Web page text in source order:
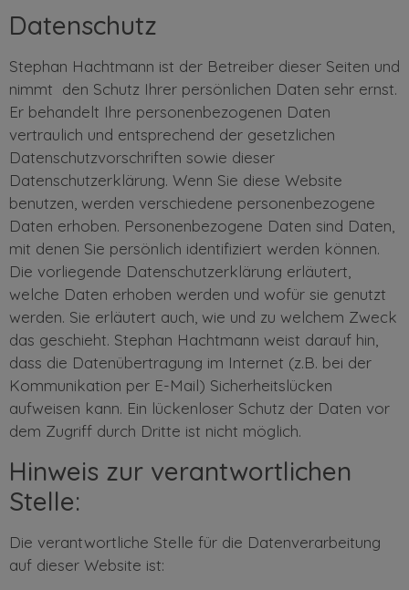
Datenschutz
Stephan Hachtmann ist der Betreiber dieser Seiten und
nimmt den Schutz Ihrer persönlichen Daten sehr ernst.
Er behandelt Ihre personenbezogenen Daten
vertraulich und entsprechend der gesetzlichen
Datenschutzvorschriften sowie dieser
Datenschutzerklärung. Wenn Sie diese Website
benutzen, werden verschiedene personenbezogene
Daten erhoben. Personenbezogene Daten sind Daten,
mit denen Sie persönlich identifiziert werden können.
Die vorliegende Datenschutzerklärung erläutert,
welche Daten erhoben werden und wofür sie genutzt
werden. Sie erläutert auch, wie und zu welchem Zweck
das geschieht. Stephan Hachtmann weist darauf hin,
dass die Datenübertragung im Internet (z.B. bei der
Kommunikation per E-Mail) Sicherheitslücken
aufweisen kann. Ein lückenloser Schutz der Daten vor
dem Zugriff durch Dritte ist nicht möglich.
Hinweis zur verantwortlichen
Stelle:
Die verantwortliche Stelle für die Datenverarbeitung
auf dieser Website ist: